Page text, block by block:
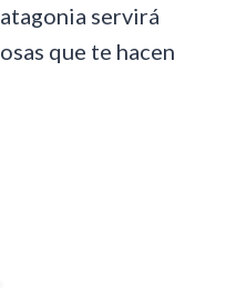
servirá
que te hacen